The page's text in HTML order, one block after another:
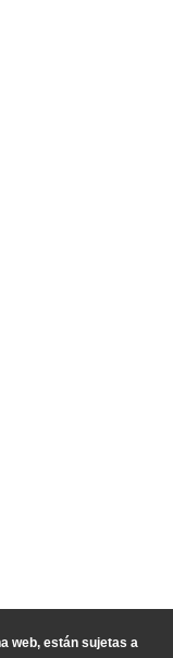
web, están sujetas a